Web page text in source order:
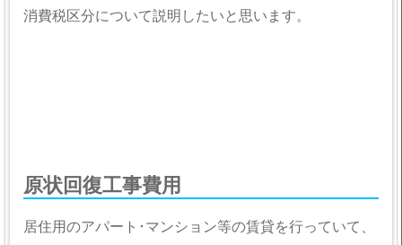
消費税区分について説明したいと思います。
原状回復工事費用
居住用のアパート･マンション等の賃貸を行っていて、